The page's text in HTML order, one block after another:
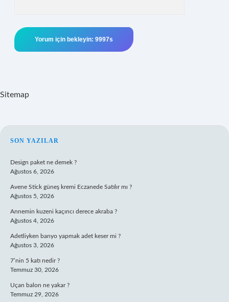
Sitemap
SIDEBAR
SON YAZILAR
Design paket ne demek ?
Ağustos 6, 2026
Avene Stick güneş kremi Eczanede Satılır mı ?
Ağustos 5, 2026
Annemin kuzeni kaçıncı derece akraba ?
Ağustos 4, 2026
Adetliyken banyo yapmak adet keser mi ?
Ağustos 3, 2026
7’nin 5 katı nedir ?
Temmuz 30, 2026
Uçan balon ne yakar ?
Temmuz 29, 2026